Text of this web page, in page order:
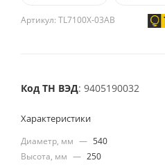
Артикул: TL7100X-03AB
Код ТН ВЭД: 9405190032
Характеристики
Диаметр, мм — 540
Высота, мм — 250